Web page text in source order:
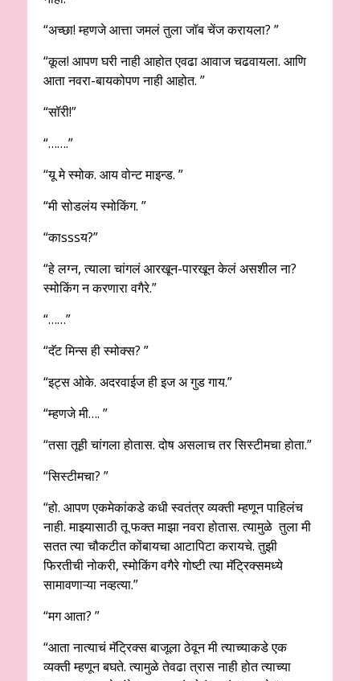
“अच्छा! म्हणजे आत्ता जमलं तुला जॉब चेंज करायला? ”
“कूल! आपण घरी नाही आहोत एवढा आवाज चढवायला. आणि
आता नवरा-बायकोपण नाही आहोत. ”
“सॉरी!”
“…….”
“यू मे स्मोक. आय वोन्ट माइन्ड. ”
“मी सोडलंय स्मोकिंग. ”
“काsssय?”
“हे लग्न, त्याला चांगलं आरखून-पारखून केलं असशील ना?
स्मोकिंग न करणारा वगैरे.”
“……”
“दॅट मिन्स ही स्मोक्स? ”
“इट्स ओके. अदरवाईज ही इज अ गुड गाय.”
“म्हणजे मी…. ”
“तसा तूही चांगला होतास. दोष असलाच तर सिस्टीमचा होता.”
“सिस्टीमचा? ”
“हो. आपण एकमेकांकडे कधी स्वतंत्र व्यक्ती म्हणून पाहिलंच
नाही. माझ्यासाठी तू फक्त माझा नवरा होतास. त्यामुळे तुला मी
सतत त्या चौकटीत कोंबायचा आटापिटा करायचे. तुझी
फिरतीची नोकरी, स्मोकिंग वगैरे गोष्टी त्या मॅट्रिक्समध्ये
सामावणाऱ्या नव्हत्या.”
“मग आता? ”
“आता नात्याचं मॅट्रिक्स बाजूला ठेवून मी त्याच्याकडे एक
व्यक्ती म्हणून बघते. त्यामुळे तेवढा त्रास नाही होत त्याच्या